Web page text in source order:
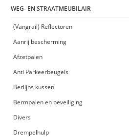
WEG- EN STRAATMEUBILAIR
(Vangrail) Reflectoren
Aanrij bescherming
Afzetpalen
Anti Parkeerbeugels
Berlijns kussen
Bermpalen en beveiliging
Divers
Drempelhulp